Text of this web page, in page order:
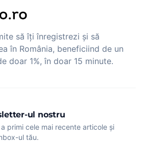
să îți înregistrezi și să
în România, beneficiind de un
doar 1%, în doar 15 minute.
ul nostru
primi cele mai recente articole și
ul tău.